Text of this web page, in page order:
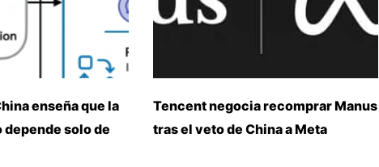
enseña que la
depende solo de
Tencent negocia recomprar Manus
tras el veto de China a Meta